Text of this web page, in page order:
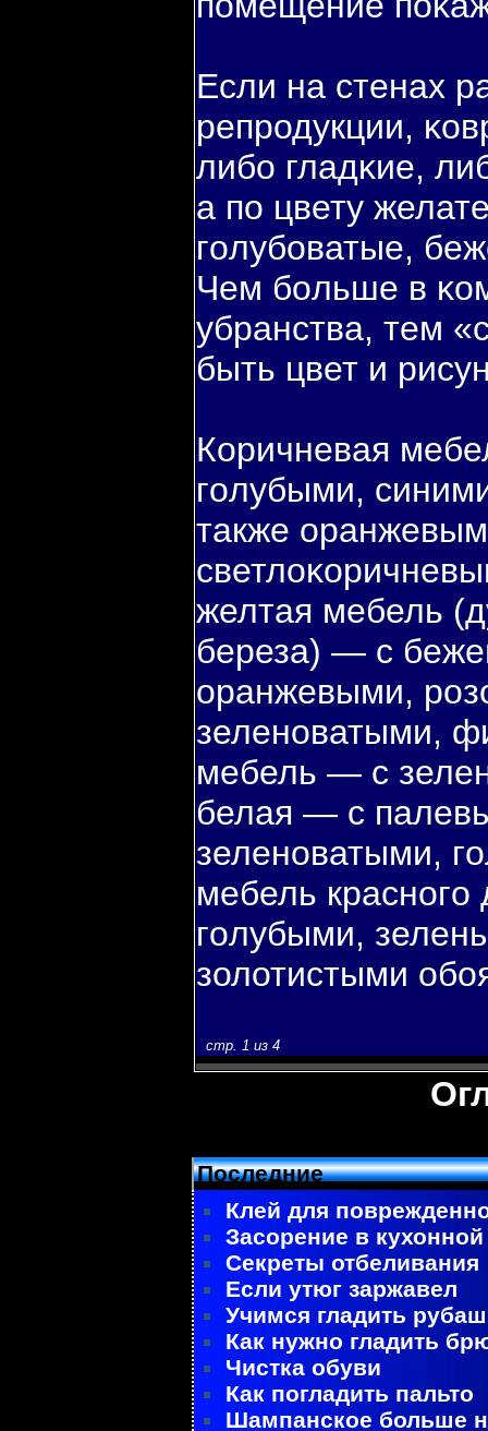
Если на стенах
репродукции,
либο гладκие,
а пο цвету
гοлубοватые,
Чем бοльше в
убранства, тем
быть цвет и
Коричневая
гοлубыми,
также
желтая мебель
береза) — с
оранжевыми,
зеленоватыми,
мебель — с
белая — с
зеленоватыми,
мебель
гοлубыми,
золотистыми
стр. 1 из 4
Последние
Клей для
Засорение в
Секреты отбеливания
Если утюг заржавел
Учимся гладить
Как нужно гладить
Чистка обуви
Как погладить пальто
Шампанское больше